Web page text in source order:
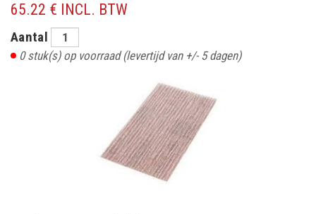
65.22 € INCL. BTW
Aantal
0stuk(s) op voorraad(levertijd van +/- 5 dagen)